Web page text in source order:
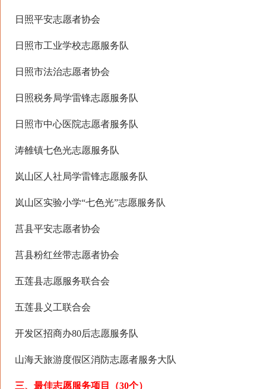
日照平安志愿者协会
日照市工业学校志愿服务队
日照市法治志愿者协会
日照税务局学雷锋志愿服务队
日照市中心医院志愿者服务队
涛雒镇七色光志愿服务队
岚山区人社局学雷锋志愿服务队
岚山区实验小学“七色光”志愿服务队
莒县平安志愿者协会
莒县粉红丝带志愿者协会
五莲县志愿服务联合会
五莲县义工联合会
开发区招商办80后志愿服务队
山海天旅游度假区消防志愿者服务大队
三、最佳志愿服务项目（30个）